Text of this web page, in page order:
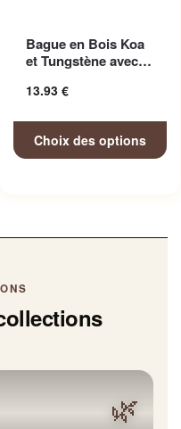
Bague en Bois Koa
et Tungstène avec
13.93 €
Choix des options
variations. Les options
peuvent être choisies sur la
page du produit
🌿